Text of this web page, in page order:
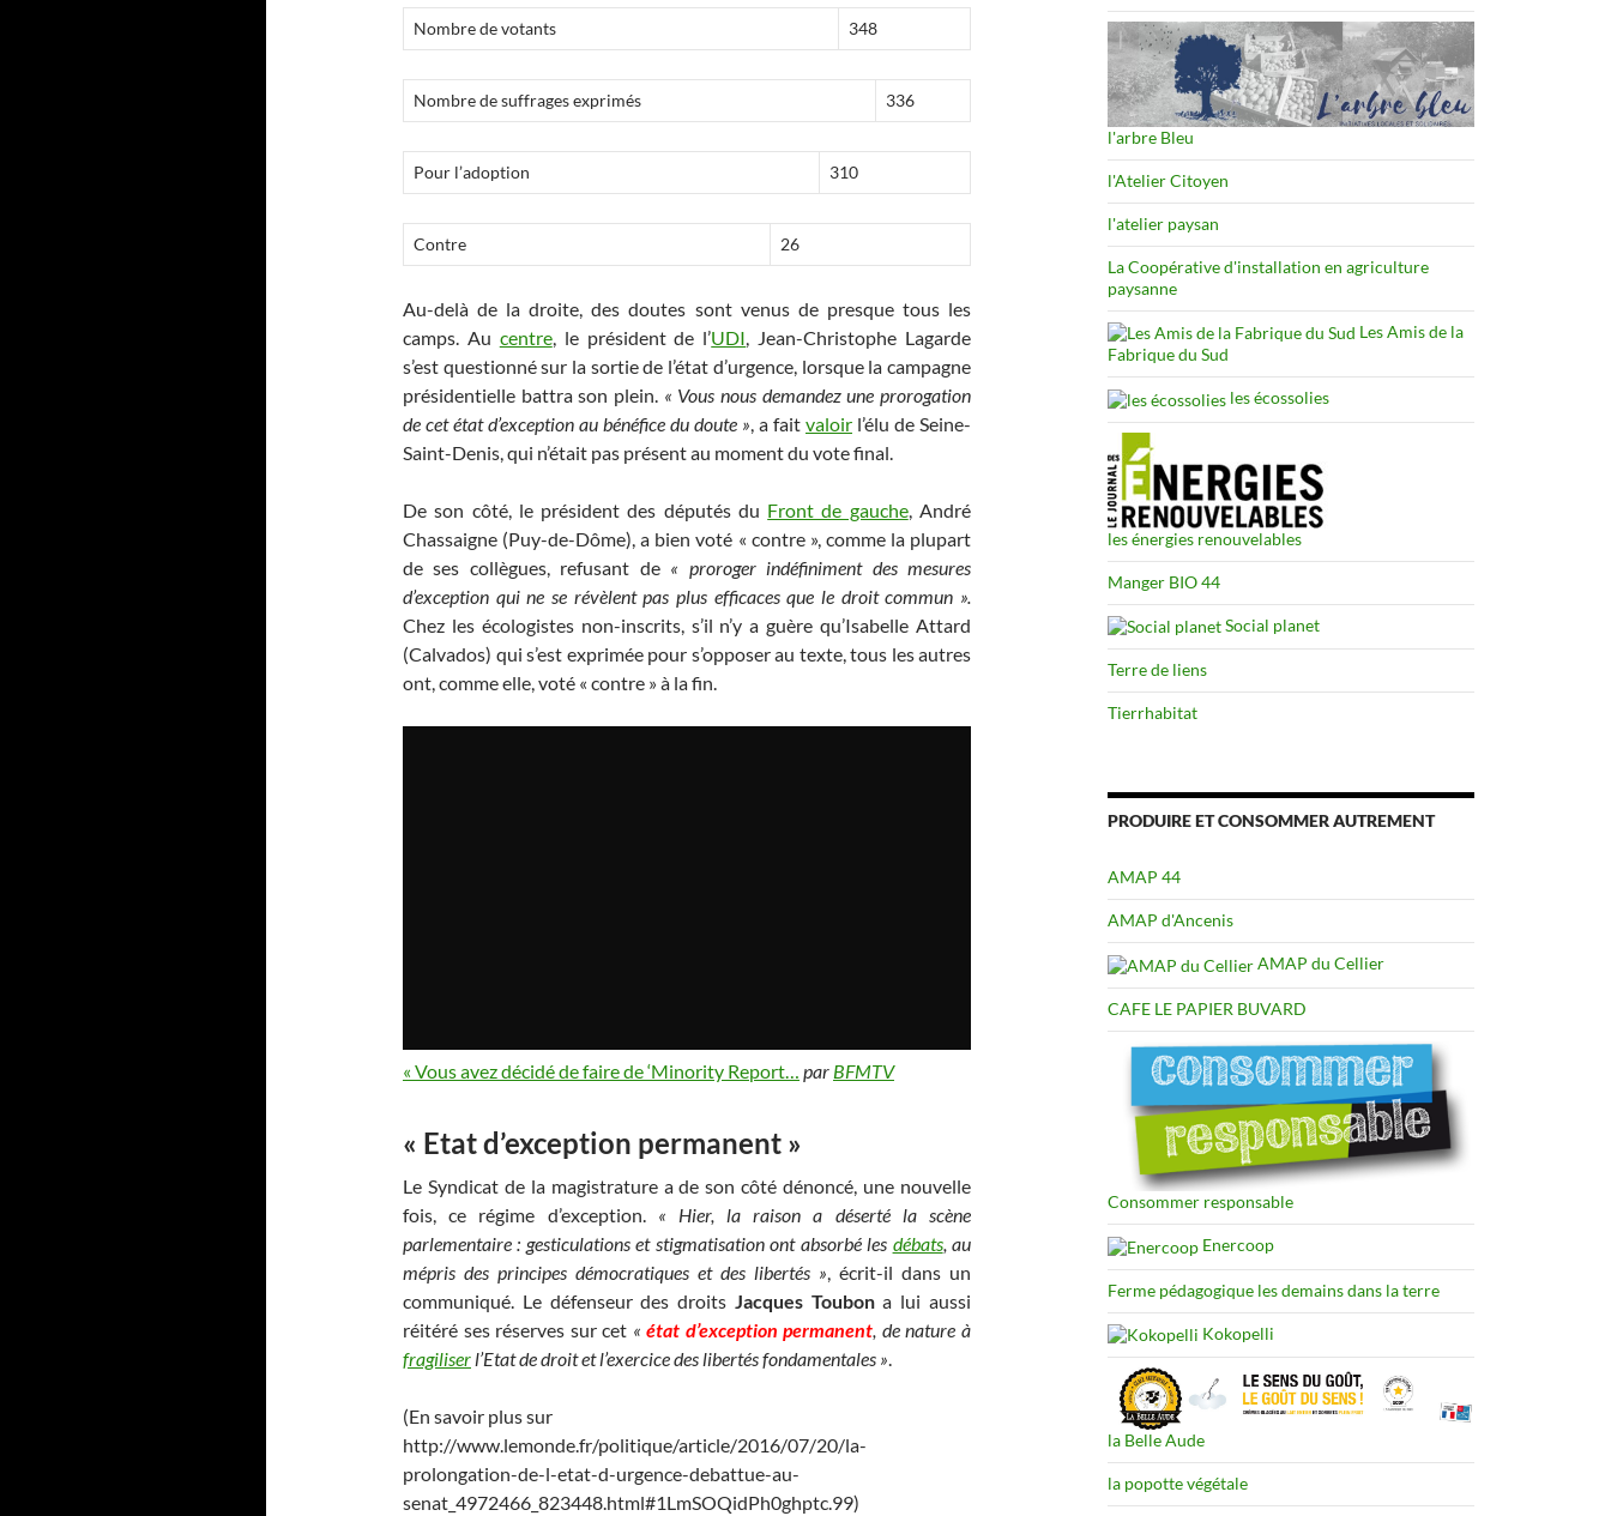
Nombre de votants 348
Nombre de suffrages exprimés 336
Pour l’adoption 310
Contre 26
Au-delà de la droite, des doutes sont venus de presque tous les
camps. Au centre, le président de l’UDI, Jean-Christophe Lagarde
s’est questionné sur la sortie de l’état d’urgence, lorsque la campagne
présidentielle battra son plein. « Vous nous demandez une prorogation
de cet état d’exception au bénéfice du doute », a fait valoir l’élu de Seine-
Saint-Denis, qui n’était pas présent au moment du vote final.
De son côté, le président des députés du Front de gauche, André
Chassaigne (Puy-de-Dôme), a bien voté « contre », comme la plupart
de ses collègues, refusant de « proroger indéfiniment des mesures
d’exception qui ne se révèlent pas plus efficaces que le droit commun ».
Chez les écologistes non-inscrits, s’il n’y a guère qu’Isabelle Attard
(Calvados) qui s’est exprimée pour s’opposer au texte, tous les autres
ont, comme elle, voté « contre » à la fin.
« Vous avez décidé de faire de ‘Minority Report… par BFMTV
« Etat d’exception permanent »
Le Syndicat de la magistrature a de son côté dénoncé, une nouvelle
fois, ce régime d’exception. « Hier, la raison a déserté la scène
parlementaire : gesticulations et stigmatisation ont absorbé les débats, au
mépris des principes démocratiques et des libertés », écrit-il dans un
communiqué. Le défenseur des droits Jacques Toubona lui aussi
réitéré ses réserves sur cet « état d’exception permanent, de nature à
fragiliser l’Etat de droit et l’exercice des libertés fondamentales ».
(En savoir plus sur
http://www.lemonde.fr/politique/article/2016/07/20/la-
prolongation-de-l-etat-d-urgence-debattue-au-
senat_4972466_823448.html#1LmSOQidPh0ghptc.99)
l'arbre Bleu
l'Atelier Citoyen
l'atelier paysan
La Coopérative d'installation en agriculture
paysanne
Les Amis de la
Fabrique du Sud
les écossolies
les énergies renouvelables
Manger BIO 44
Social planet
Terre de liens
Tierrhabitat
PRODUIRE ET CONSOMMER AUTREMENT
AMAP 44
AMAP d'Ancenis
AMAP du Cellier
CAFE LE PAPIER BUVARD
Consommer responsable
Enercoop
Ferme pédagogique les demains dans la terre
Kokopelli
la Belle Aude
la popotte végétale